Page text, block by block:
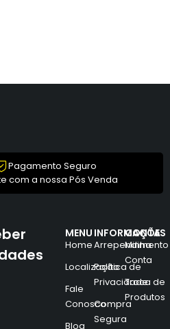
Pagamento Seguro
com a nossa Pós Venda
MENU
Home
Localização
Fale
Conosco
Blog
INFORMAÇÕES
Arrependimento
Política de
Privacidade
Compra
Segura
CONTA
Minha
Conta
Troca de
Produtos